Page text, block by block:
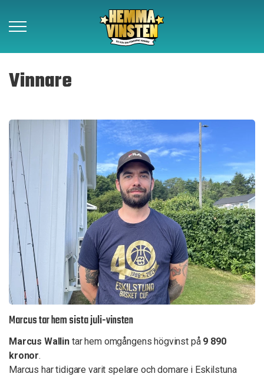
Vinnare
Om Hemmavinsten
Kontakt
Föreningar
Samarbetspartners
Beställ lotter
Vinnare
Marcus tar hem sista juli-vinsten
Marcus Wallin tar hem omgångens högvinst på 9 890
kronor.
Marcus har tidigare varit spelare och domare i Eskilstuna